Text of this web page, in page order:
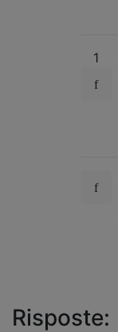
1
Risposte: